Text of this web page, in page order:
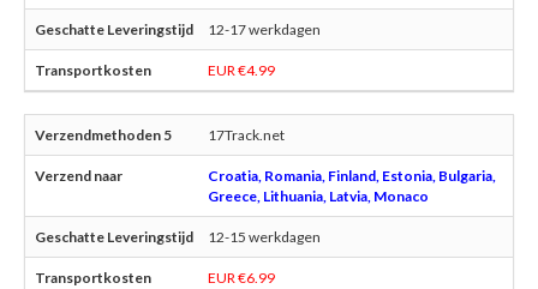
12-17 werkdagen
EUR €4.99
17Track.net
Croatia, Romania, Finland, Estonia, Bulgaria,
Greece, Lithuania, Latvia, Monaco
12-15 werkdagen
EUR €6.99